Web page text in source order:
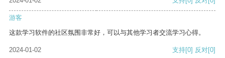
游客
这款学习软件的社区氛围非常好，可以与其他学习者交流学习心得。
2024-01-02 支持[0] 反对[0]